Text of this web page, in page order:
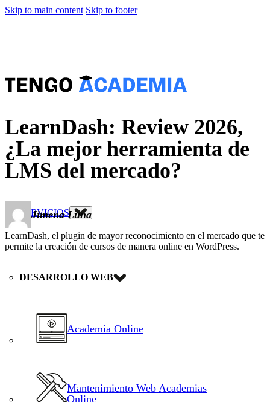
Skip to main content Skip to footer
SERVICIOS
DESARROLLO WEB
Academia Online
Mantenimiento Web Academias
Online
LearnDash: Review 2026,
¿La mejor herramienta de
LMS del mercado?
Jimena Luna
LearnDash, el plugin de mayor reconocimiento en el mercado que te
permite la creación de cursos de manera online en WordPress.